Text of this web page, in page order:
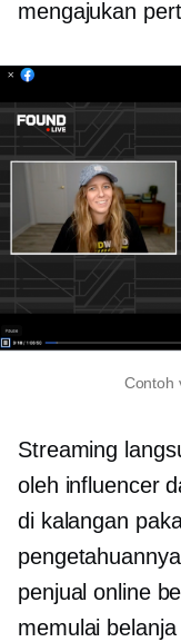
mengajukan
Contoh
Streaming
oleh influencer
di kalangan
penjual online
memulai